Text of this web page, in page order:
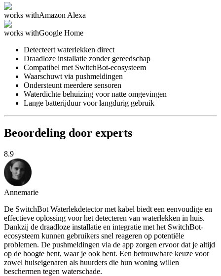
works withAmazon Alexa
works withGoogle Home
Detecteert waterlekken direct
Draadloze installatie zonder gereedschap
Compatibel met SwitchBot-ecosysteem
Waarschuwt via pushmeldingen
Ondersteunt meerdere sensoren
Waterdichte behuizing voor natte omgevingen
Lange batterijduur voor langdurig gebruik
Beoordeling door experts
8.9
Annemarie
De SwitchBot Waterlekdetector met kabel biedt een eenvoudige en
effectieve oplossing voor het detecteren van waterlekken in huis.
Dankzij de draadloze installatie en integratie met het SwitchBot-
ecosysteem kunnen gebruikers snel reageren op potentiële
problemen. De pushmeldingen via de app zorgen ervoor dat je altijd
op de hoogte bent, waar je ook bent. Een betrouwbare keuze voor
zowel huiseigenaren als huurders die hun woning willen
beschermen tegen waterschade.